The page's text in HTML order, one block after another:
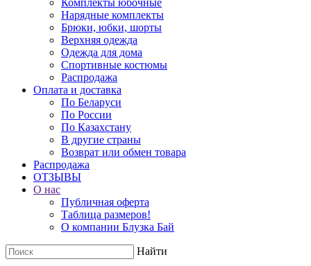
Нарядные комплекты
Брюки, юбки, шорты
Верхняя одежда
Одежда для дома
Спортивные костюмы
Распродажа
Оплата и доставка
По Беларуси
По России
По Казахстану
В другие страны
Возврат или обмен товара
Распродажа
ОТЗЫВЫ
О нас
Публичная оферта
Таблица размеров!
О компании Блузка Бай
Найти